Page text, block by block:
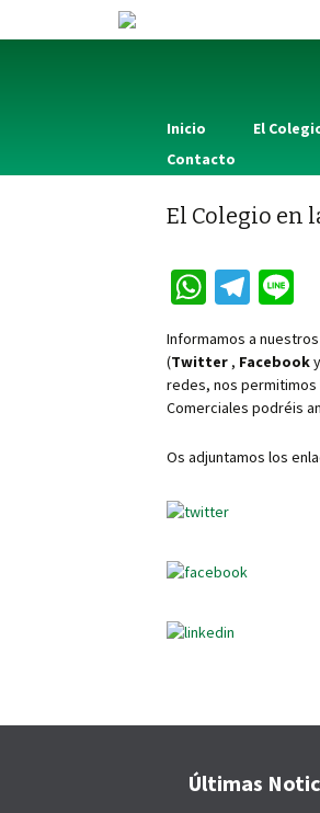
Inicio El
Contacto
El Colegio en
W
at
sA
p
p
Te
gr
a
m
n
e
Informamos a
(Twitter , Facebooky
redes, nos permitimos
Comerciales podréis
Os adjuntamos los
Últimas